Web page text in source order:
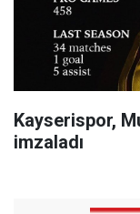
Kayserispor,
imzaladı